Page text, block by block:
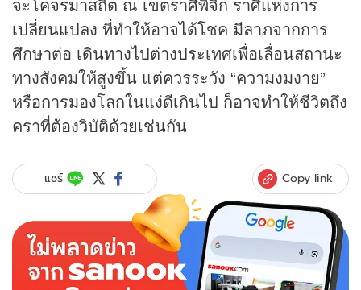
เปลี่ยนแปลง ที่ทำให้อาจได้โชค มีลาภจากการ
ศึกษาต่อ เดินทางไปต่างประเทศเพื่อเลื่อนสถานะ
ทางสังคมให้สูงขึ้น แต่ควรระวัง “ความงมงาย”
หรือการมองโลกในแง่ดีเกินไป ก็อาจทำให้ชีวิตถึง
คราที่ต้องวิบัติด้วยเช่นกัน
แชร์ Copy link